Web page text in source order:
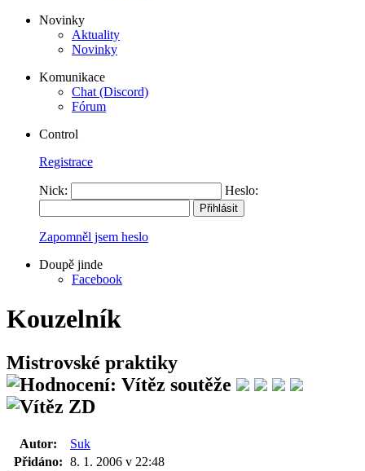
Novinky
Aktuality
Novinky
Komunikace
Chat (Discord)
Fórum
Control
Registrace
Nick: Heslo:
Zapomněl jsem heslo
Doupě jinde
Facebook
Kouzelník
Mistrovské praktiky
Autor:
Suk
Přidáno: 8. 1. 2006 v 22:48